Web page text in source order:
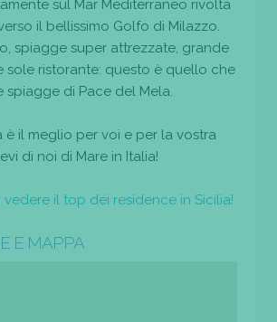
sul Mar Mediterraneo rivolta
il bellissimo Golfo di Milazzo.
spiagge super attrezzate, grande
sole ristorante: questo è quello che
spiagge di Pace del Mela.
è il meglio per voi e per la vostra
di noi di Mare in Italia!
il top dei residence in Sicilia!
E MAPPA